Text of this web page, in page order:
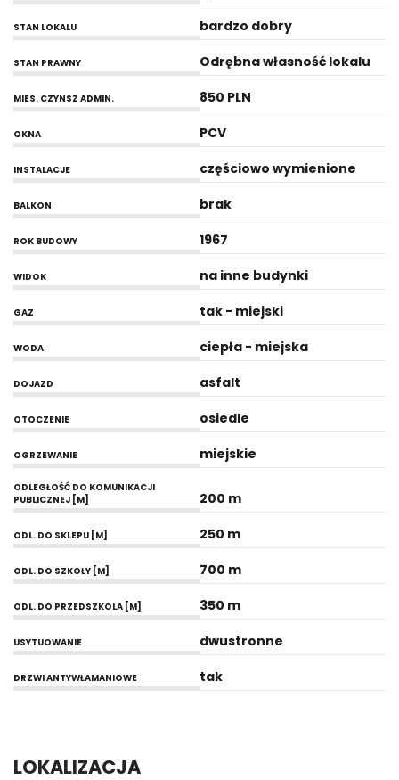
STAN LOKALU bardzo dobry
STAN PRAWNY Odrębna własność lokalu
MIES. CZYNSZ ADMIN. 850 PLN
OKNA PCV
INSTALACJE częściowo wymienione
BALKON brak
ROK BUDOWY 1967
WIDOK na inne budynki
GAZ tak - miejski
WODA ciepła - miejska
DOJAZD asfalt
OTOCZENIE osiedle
OGRZEWANIE miejskie
ODLEGŁOŚĆ DO KOMUNIKACJI
PUBLICZNEJ [M]
200 m
ODL. DO SKLEPU [M] 250 m
ODL. DO SZKOŁY [M] 700 m
ODL. DO PRZEDSZKOLA [M] 350 m
USYTUOWANIE dwustronne
DRZWI ANTYWŁAMANIOWE tak
LOKALIZACJA